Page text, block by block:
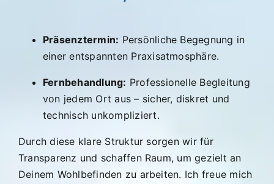
Präsenztermin: Persönliche Begegnung in
einer entspannten Praxisatmosphäre.
Fernbehandlung: Professionelle Begleitung
von jedem Ort aus – sicher, diskret und
technisch unkompliziert.
Durch diese klare Struktur sorgen wir für
Transparenz und schaffen Raum, um gezielt an
Deinem Wohlbefinden zu arbeiten. Ich freue mich